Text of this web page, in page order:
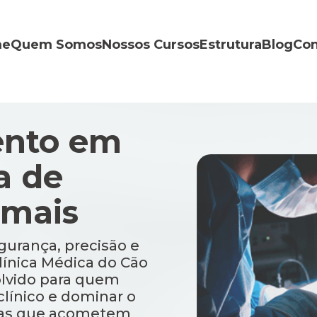
Quem SomosNossos CursosEstruturaBlog
em
de
precisão e
Médica do Cão
para quem
e dominar o
que acometem